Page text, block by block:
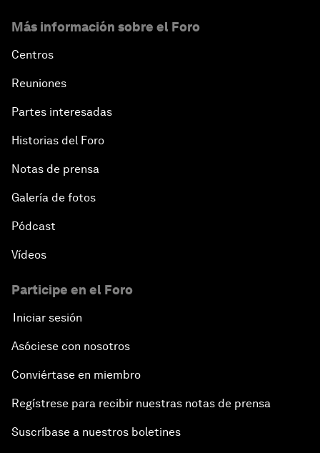
Más información sobre el Foro
Centros
Reuniones
Partes interesadas
Historias del Foro
Notas de prensa
Galería de fotos
Pódcast
Vídeos
Participe en el Foro
Iniciar sesión
Asóciese con nosotros
Conviértase en miembro
Regístrese para recibir nuestras notas de prensa
Suscríbase a nuestros boletines